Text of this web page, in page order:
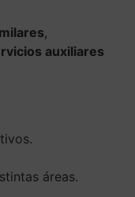
,
auxiliares
áreas.